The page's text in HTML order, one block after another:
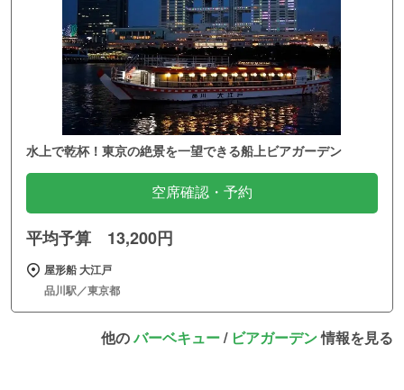
水上で乾杯！東京の絶景を一望できる船上ビアガーデン
空席確認・予約
平均予算 13,200円
屋形船 大江戸
品川駅／東京都
他のバーベキュー/ ビアガーデン情報を見る